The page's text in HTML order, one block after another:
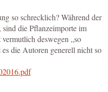
so schrecklich? Während der
die Pflanzeimporte im
deswegen „so
die Autoren generell nicht so